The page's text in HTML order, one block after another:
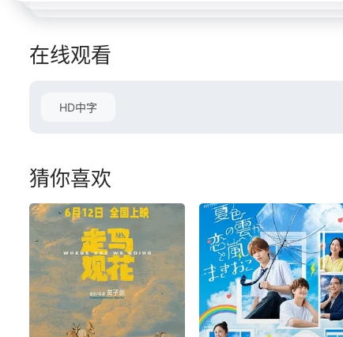
在线观看
HD中字
猜你喜欢